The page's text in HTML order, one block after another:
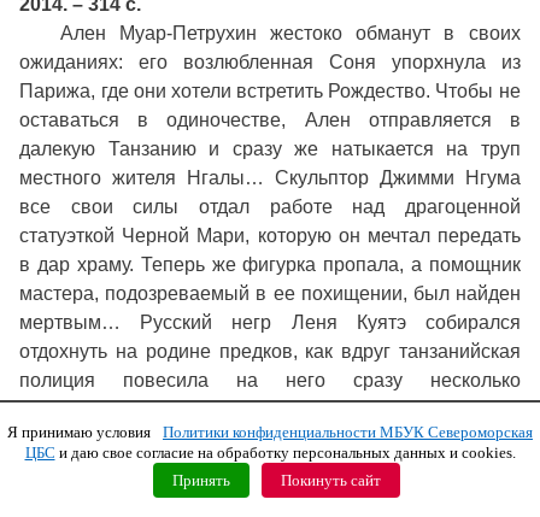
2014. – 314 с.
Ален Муар-Петрухин жестоко обманут в своих
ожиданиях: его возлюбленная Соня упорхнула из
Парижа, где они хотели встретить Рождество. Чтобы не
оставаться в одиночестве, Ален отправляется в
далекую Танзанию и сразу же натыкается на труп
местного жителя Нгалы… Скульптор Джимми Нгума
все свои силы отдал работе над драгоценной
статуэткой Черной Мари, которую он мечтал передать
в дар храму. Теперь же фигурка пропала, а помощник
мастера, подозреваемый в ее похищении, был найден
мертвым… Русский негр Леня Куятэ собирался
отдохнуть на родине предков, как вдруг танзанийская
полиция повесила на него сразу несколько
преступлений, и сейчас ему приходится рассчитывать
только на детектива-любителя Алена…
Черная Мари – богиня луны жаркого континента, и как
переменчив лик лунного месяца, так же капризно его
Я принимаю условия
Политики конфиденциальности МБУК Североморская
ЦБС и даю свое согласие на обработку персональных данных и cookies.
Принять
Покинуть сайт